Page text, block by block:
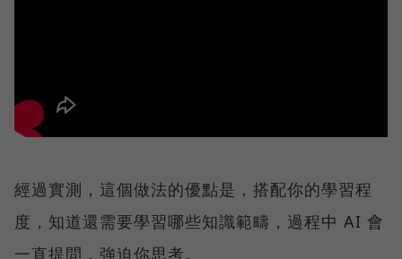
經過實測，這個做法的優點是，搭配你的學習程
度，知道還需要學習哪些知識範疇，過程中 AI 會
一直提問，強迫你思考。